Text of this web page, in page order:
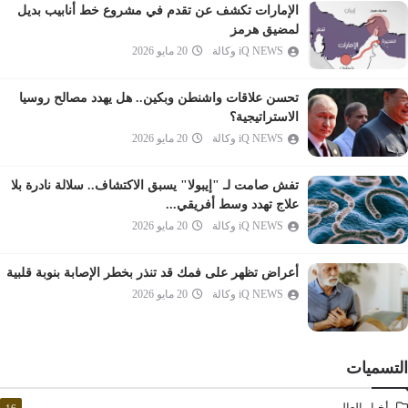
المدثر
القيامة
المرسلات
النبأ
عبس
التكوير
الانفطار
المطففين
الانشقاق
البروج
الإمارات تكشف عن تقدم في مشروع خط أنابيب بديل
لمضيق هرمز
iQ NEWS وكالة 20 مايو 2026
تحسن علاقات واشنطن وبكين.. هل يهدد مصالح روسيا
الاستراتيجية؟
iQ NEWS وكالة 20 مايو 2026
تفش صامت لـ "إيبولا" يسبق الاكتشاف.. سلالة نادرة بلا
علاج تهدد وسط أفريقي...
iQ NEWS وكالة 20 مايو 2026
أعراض تظهر على فمك قد تنذر بخطر الإصابة بنوبة قلبية
iQ NEWS وكالة 20 مايو 2026
التسميات